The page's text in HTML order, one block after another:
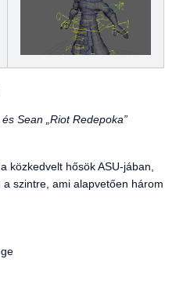
Sean „Riot Redepoka”
közkedvelt hősök ASU-jában,
szintre, ami alapvetően három